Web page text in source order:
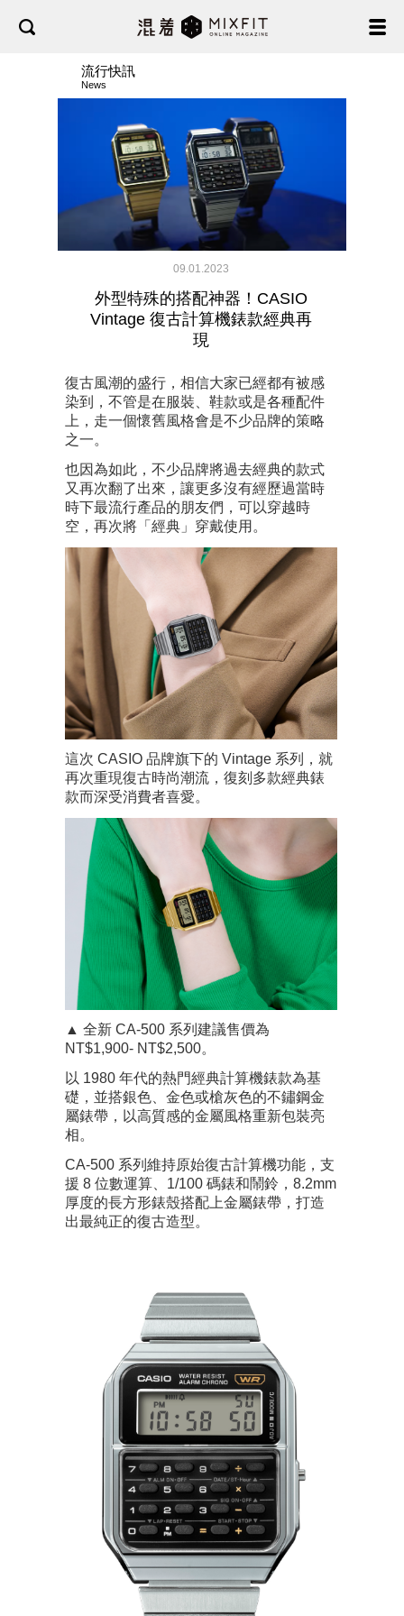
流行快訊
News
09.01.2023
外型特殊的搭配神器！CASIO
Vintage 復古計算機錶款經典再
現
復古風潮的盛行，相信大家已經都有被感
染到，不管是在服裝、鞋款或是各種配件
上，走一個懷舊風格會是不少品牌的策略
之一。
也因為如此，不少品牌將過去經典的款式
又再次翻了出來，讓更多沒有經歷過當時
時下最流行產品的朋友們，可以穿越時
空，再次將「經典」穿戴使用。
這次 CASIO 品牌旗下的 Vintage 系列，就
再次重現復古時尚潮流，復刻多款經典錶
款而深受消費者喜愛。
▲ 全新 CA-500 系列建議售價為
NT$1,900- NT$2,500。
以 1980 年代的熱門經典計算機錶款為基
礎，並搭銀色、金色或槍灰色的不鏽鋼金
屬錶帶，以高質感的金屬風格重新包裝亮
相。
CA-500 系列維持原始復古計算機功能，支
援 8 位數運算、1/100 碼錶和鬧鈴，8.2mm
厚度的長方形錶殼搭配上金屬錶帶，打造
出最純正的復古造型。